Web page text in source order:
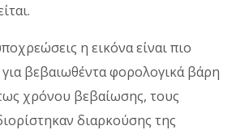
η εικόνα είναι πιο
βεβαιωθέντα φορολογικά βάρη
χρόνου βεβαίωσης, τους
διαρκούσης της